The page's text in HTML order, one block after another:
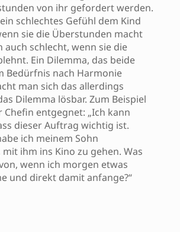
von ihr gefordert werden.
schlechtes Gefühl dem Kind
sie die Überstunden macht
auch schlecht, wenn sie die
Ein Dilemma, das beide
Bedürfnis nach Harmonie
man sich das allerdings
Dilemma lösbar. Zum Beispiel
Chefin entgegnet: „Ich kann
dieser Auftrag wichtig ist.
ich meinem Sohn
ihm ins Kino zu gehen. Was
wenn ich morgen etwas
und direkt damit anfange?“